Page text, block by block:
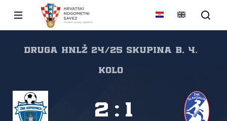
Druga HNLŽ 24/25 skupina B, 4.
kolo
2 : 1